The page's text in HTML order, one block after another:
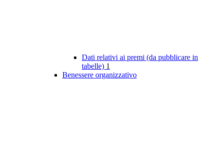
Dati relativi ai premi (da pubblicare in
tabelle) 1
Benessere organizzativo